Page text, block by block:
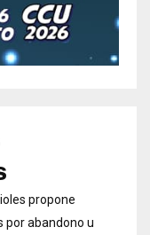
propone
por abandono u